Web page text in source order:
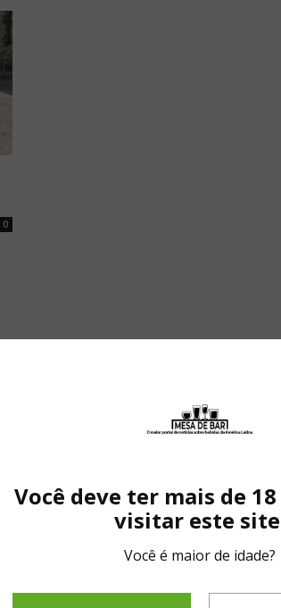
0
Você deve ter mais de
visitar este
Você é maior de idade?